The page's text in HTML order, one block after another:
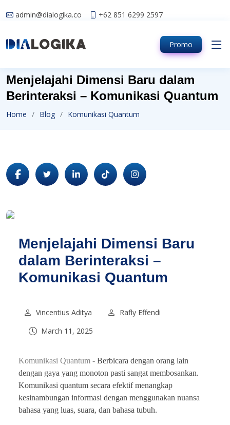
admin@dialogika.co +62 851 6299 2597
Promo
Menjelajahi Dimensi Baru dalam
Berinteraksi – Komunikasi Quantum
Home Blog Komunikasi Quantum
Menjelajahi Dimensi Baru
dalam Berinteraksi –
Komunikasi Quantum
Vincentius Aditya
Rafly Effendi
March 11, 2025
Komunikasi Quantum - Berbicara dengan orang lain
dengan gaya yang monoton pasti sangat membosankan.
Komunikasi quantum secara efektif menangkap
kesinambungan informasi dengan menggunakan nuansa
bahasa yang luas, suara, dan bahasa tubuh.